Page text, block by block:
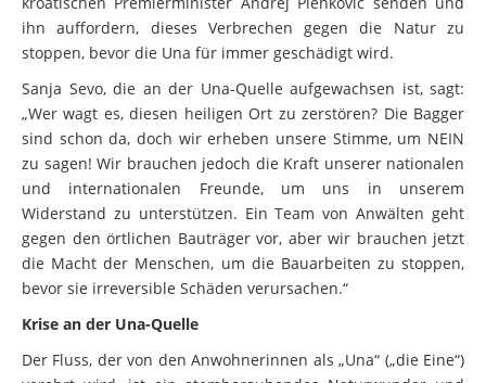
ihn auffordern, dieses Verbrechen gegen die Natur zu
stoppen, bevor die Una für immer geschädigt wird.
„Wer wagt es, diesen heiligen Ort zu zerstören? Die Bagger
sind schon da, doch wir erheben unsere Stimme, um NEIN
zu sagen! Wir brauchen jedoch die Kraft unserer nationalen
und internationalen Freunde, um uns in unserem
Widerstand zu unterstützen. Ein Team von Anwälten geht
gegen den örtlichen Bauträger vor, aber wir brauchen jetzt
die Macht der Menschen, um die Bauarbeiten zu stoppen,
bevor sie irreversible Schäden verursachen.“
verehrt wird, ist ein atemberaubendes Naturwunder und